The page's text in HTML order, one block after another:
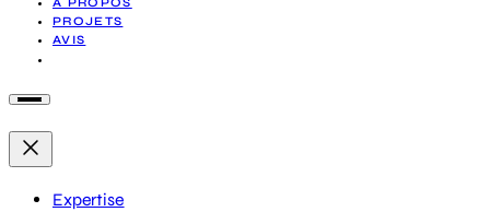
À PROPOS
PROJETS
AVIS
Expertise